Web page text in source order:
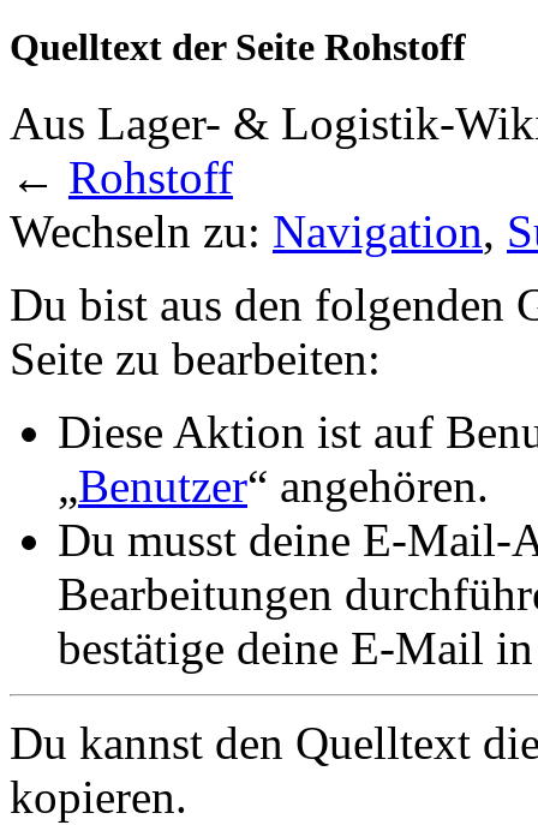
Quelltext der Seite Rohstoff
Aus Lager- & Logistik-
← Rohstoff
Wechseln zu: Navigation,
Du bist aus den folgenden
Seite zu bearbeiten:
Diese Aktion ist auf
„Benutzer“ angehören.
Du musst deine E-Mail-
Bearbeitungen
bestätige deine E-Mail
Du kannst den Quelltext
kopieren.